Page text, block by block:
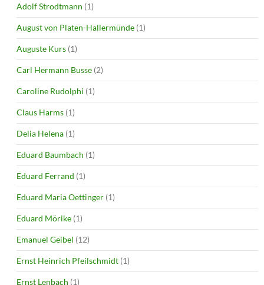
Adolf Strodtmann (1)
August von Platen-Hallermünde (1)
Auguste Kurs (1)
Carl Hermann Busse (2)
Caroline Rudolphi (1)
Claus Harms (1)
Delia Helena (1)
Eduard Baumbach (1)
Eduard Ferrand (1)
Eduard Maria Oettinger (1)
Eduard Mörike (1)
Emanuel Geibel (12)
Ernst Heinrich Pfeilschmidt (1)
Ernst Lenbach (1)